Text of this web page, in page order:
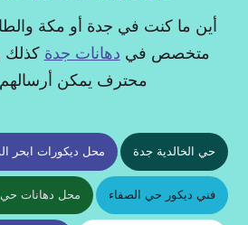
أين ما كنت في جدة أو مكة
متخصص في دهانات جدة كذلك
محترف يمكن
حي الخالدية جدة محل ديكورات ابحر
فني ديكور حي الصفاء محل دهانات حي